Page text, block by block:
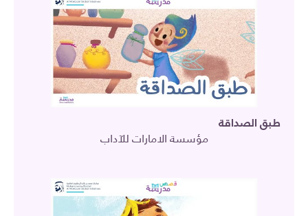
طبق الصداقة
مؤسسة الامارات للآداب